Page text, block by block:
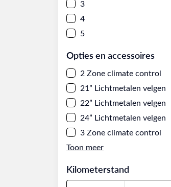
3
4
5
Opties en accessoires
2 Zone climate control
21” Lichtmetalen velgen
22” Lichtmetalen velgen
24” Lichtmetalen velgen
3 Zone climate control
Kilometerstand